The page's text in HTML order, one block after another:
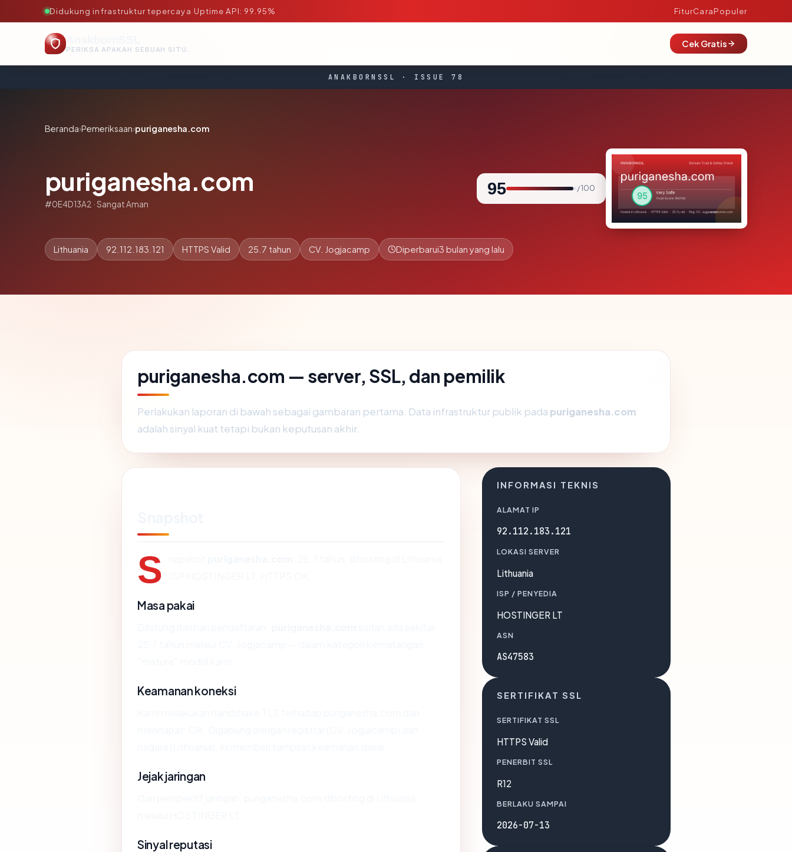
Didukung infrastruktur tepercaya·Uptime API: 99.95% FiturCaraPopuler
PERIKSA APAKAH SEBUAH SITUS AMAN, TEPERCAYA, DAN TERVERIFIKASI DALAM HITUNGAN DETIK.
Cek Gratis
ANAKBORNSSL · ISSUE 78
Beranda›Pemeriksaan›puriganesha.com
puriganesha.com
#0E4D13A2 · Sangat Aman
95 / 100
Lithuania 92.112.183.121 HTTPS Valid 25.7 tahun CV. Jogjacamp Diperbarui3 bulan yang lalu
puriganesha.com — server, SSL, dan pemilik
Perlakukan laporan di bawah sebagai gambaran pertama. Data infrastruktur publik pada puriganesha.com
adalah sinyal kuat tetapi bukan keputusan akhir.
S
Masa pakai
Keamanan koneksi
Jejak jaringan
Sinyal reputasi
INFORMASI TEKNIS
ALAMAT IP
92.112.183.121
LOKASI SERVER
Lithuania
ISP / PENYEDIA
HOSTINGER LT
ASN
AS47583
SERTIFIKAT SSL
SERTIFIKAT SSL
HTTPS Valid
PENERBIT SSL
R12
BERLAKU SAMPAI
2026-07-13